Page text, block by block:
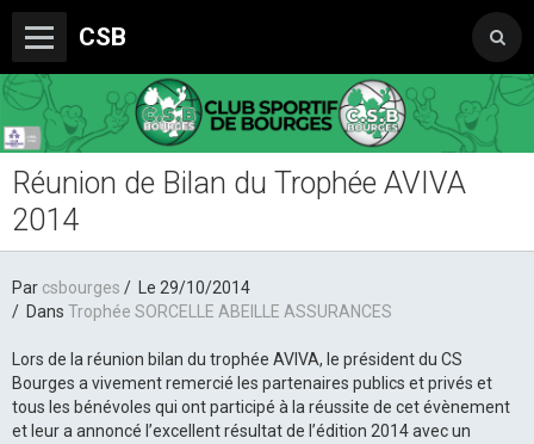
CSB
Le Club
Boutique du CSB
Les Partenaires
Photos
Vidéos
Réunion de Bilan du Trophée AVIVA
2014
Par csbourges
Le 29/10/2014
Dans Trophée SORCELLE ABEILLE ASSURANCES
Lors de la réunion bilan du trophée AVIVA, le président du CS
Bourges a vivement remercié les partenaires publics et privés et
tous les bénévoles qui ont participé à la réussite de cet évènement
et leur a annoncé l’excellent résultat de l’édition 2014 avec un